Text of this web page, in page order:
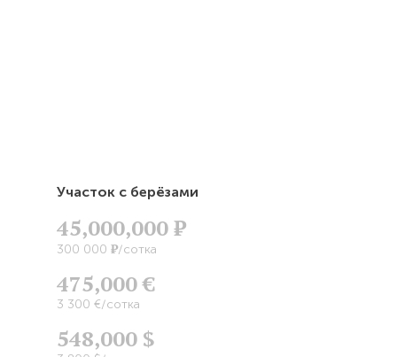
Участок с берёзами
45,000,000Р
300 000 Р/сотка
475,000 €
3 300 €/сотка
548,000 $